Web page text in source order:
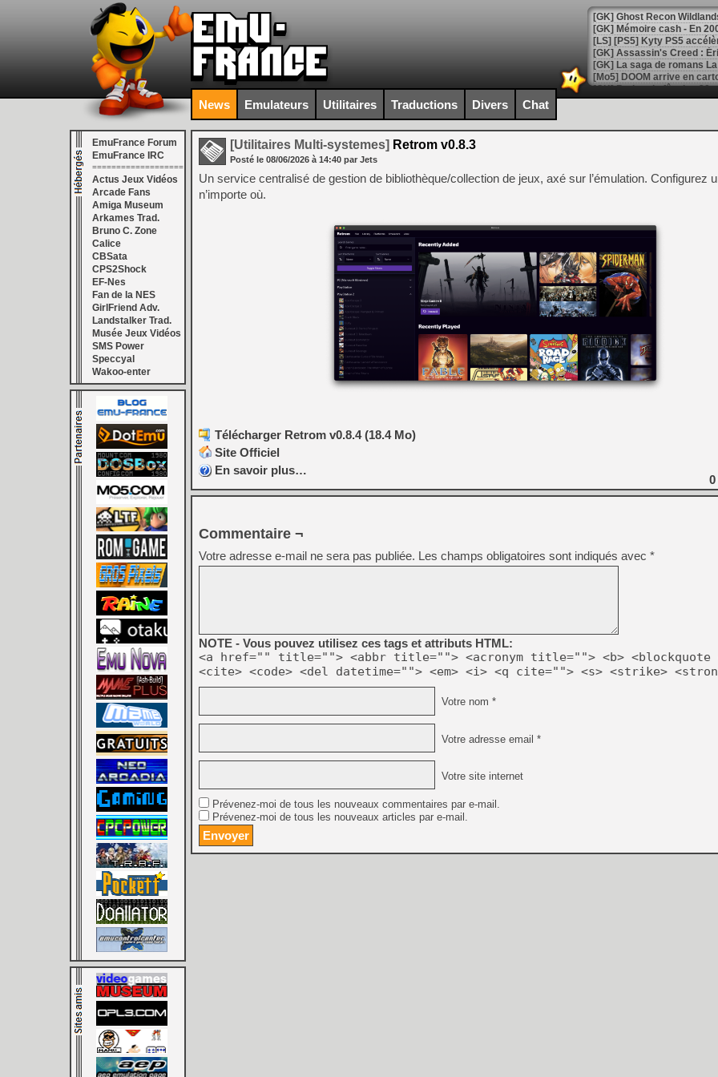
[Mo5] DOOM arrive en
[GK] Bethesda fête les 30
[GK] Roblox : l'action en
[GK] Agenda - GeForce
[LS] [PS5] ps5-y2jb-
[GK] Pourquoi Marvel
[GK] Test : Restory : Chill
[GK] GTA 6 : Rockstar
[GK] Hot Wheels Infinite
[GK] Mémoire cash -
[GK] Résultats Nintendo :
[GK] Déjà des
[Mo5] Brickboy cherche à
[GK] Minecraft et ses «
[GK] Beast of
[GK] Ubisoft : fin de partie
[GK] Mémoire cash -
[GK] Dan Houser (GTA)
[GK] Comment EA Sports
[GK] Crimson Moon : un
[GK] Isle of Reveries : le
[GK] Moonlighter 2 : The
[GK] Capcom relance
[Mo5] Deux inédits du
[GK] Le beat'em up The
[GK] Endless Legend 2 :
[LS] [PS5] Premiers
News Emulateurs Utilitaires Traductions Divers Chat
EmuFrance Forum
EmuFrance IRC
===================
Actus Jeux Vidéos
Arcade Fans
Amiga Museum
Arkames Trad.
Bruno C. Zone
Calice
CBSata
CPS2Shock
EF-Nes
Fan de la NES
GirlFriend Adv.
Landstalker Trad.
Musée Jeux Vidéos
SMS Power
Speccyal
Wakoo-enter
[Utilitaires Multi-systemes] Retrom v0.8.3
Posté le 08/06/2026 à 14:40 par Jets
Un service centralisé de gestion de bibliothèque/collection de jeux, axé sur l’émulation. Configurez
n’importe où.
Télécharger Retrom v0.8.4 (18.4 Mo)
Site Officiel
En savoir plus…
0
Commentaire ¬
Votre adresse e-mail ne sera pas publiée. Les champs obligatoires sont indiqués avec *
NOTE - Vous pouvez utilisez ces tags et attributs HTML:
<a href="" title=""> <abbr title=""> <acronym title=""> <b> <blockquote
<cite> <code> <del datetime=""> <em> <i> <q cite=""> <s> <strike>
Votre nom *
Votre adresse email *
Votre site internet
Prévenez-moi de tous les nouveaux commentaires par e-mail.
Prévenez-moi de tous les nouveaux articles par e-mail.